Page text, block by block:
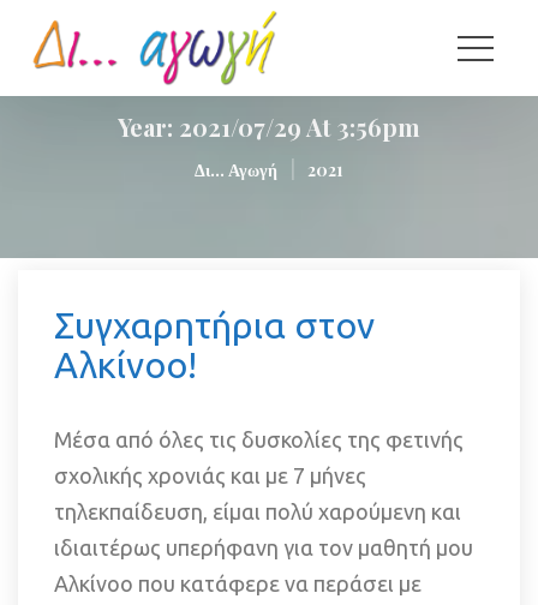
Year: 2021/07/29 At 3:56pm
Δι... Αγωγή 2021
Συγχαρητήρια στον
Αλκίνοο!
Μέσα από όλες τις δυσκολίες της φετινής
σχολικής χρονιάς και με 7 μήνες
τηλεκπαίδευση, είμαι πολύ χαρούμενη και
ιδιαιτέρως υπερήφανη για τον μαθητή μου
Αλκίνοο που κατάφερε να περάσει με